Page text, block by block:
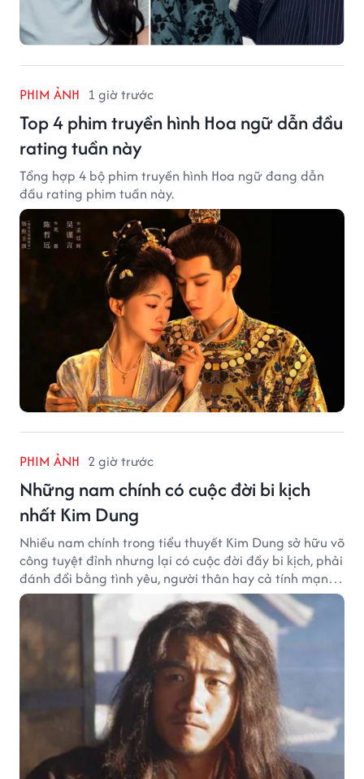
PHIM ẢNH 1 giờ trước
Top 4 phim truyền hình Hoa ngữ dẫn đầu
rating tuần này
Tổng hợp 4 bộ phim truyền hình Hoa ngữ đang dẫn
đầu rating phim tuần này.
PHIM ẢNH 2 giờ trước
Những nam chính có cuộc đời bi kịch
nhất Kim Dung
Nhiều nam chính trong tiểu thuyết Kim Dung sở hữu võ
công tuyệt đỉnh nhưng lại có cuộc đời đầy bi kịch, phải
đánh đổi bằng tình yêu, người thân hay cả tính mạng,
khiến độc giả không khỏi tiếc nuối.